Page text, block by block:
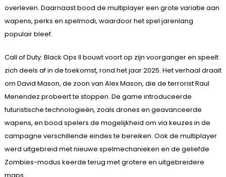
overleven. Daarnaast bood de multiplayer een grote variatie aan
wapens, perks en spelmodi, waardoor het spel jarenlang
populair bleef.
Call of Duty: Black Ops II bouwt voort op zijn voorganger en speelt
zich deels af in de toekomst, rond het jaar 2025. Het verhaal draait
om David Mason, de zoon van Alex Mason, die de terrorist Raul
Menendez probeert te stoppen. De game introduceerde
futuristische technologieën, zoals drones en geavanceerde
wapens, en bood spelers de mogelijkheid om via keuzes in de
campagne verschillende eindes te bereiken. Ook de multiplayer
werd uitgebreid met nieuwe spelmechanieken en de geliefde
Zombies-modus keerde terug met grotere en uitgebreidere
maps.